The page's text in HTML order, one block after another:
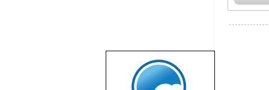
שבוע טוב לכל
הגולשים באשר